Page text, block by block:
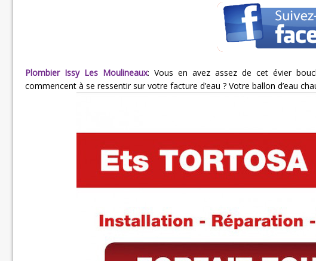
Plombier Issy Les Moulineaux: Vous en avez assez de cet évier
commencent à se ressentir sur votre facture d’eau ? Votre ballon d’eau